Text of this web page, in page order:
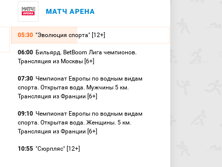
МАТЧ АРЕНА
05:30 "Эволюция спорта" [12+]
06:00 Бильярд. BetBoom Лига чемпионов.
Трансляция из Москвы [6+]
07:30 Чемпионат Европы по водным видам
спорта. Открытая вода. Мужчины 5 км.
Трансляция из Франции [6+]
09:10 Чемпионат Европы по водным видам
спорта. Открытая вода. Женщины. 5 км.
Трансляция из Франции [6+]
10:55 "Сюрпляс" [12+]